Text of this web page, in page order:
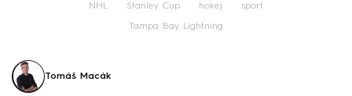
NHL Stanley Cup hokej sport
Tampa Bay Lightning
Tomáš Macák